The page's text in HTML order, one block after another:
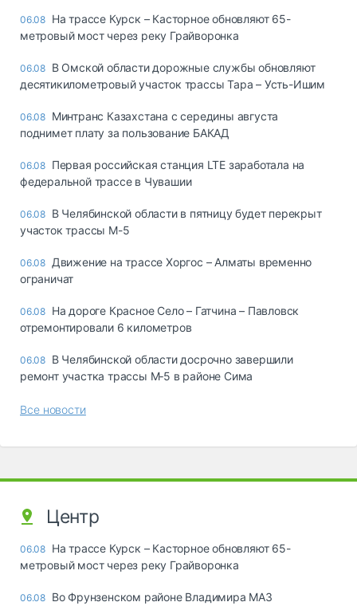
06.08 На трассе Курск – Касторное обновляют 65-
метровый мост через реку Грайворонка
06.08 В Омской области дорожные службы обновляют
десятикилометровый участок трассы Тара – Усть-Ишим
06.08 Минтранс Казахстана с середины августа
поднимет плату за пользование БАКАД
06.08 Первая российская станция LTE заработала на
федеральной трассе в Чувашии
06.08 В Челябинской области в пятницу будет перекрыт
участок трассы М-5
06.08 Движение на трассе Хоргос – Алматы временно
ограничат
06.08 На дороге Красное Село – Гатчина – Павловск
отремонтировали 6 километров
06.08 В Челябинской области досрочно завершили
ремонт участка трассы М‑5 в районе Сима
Все новости
Центр
06.08 На трассе Курск – Касторное обновляют 65-
метровый мост через реку Грайворонка
06.08 Во Фрунзенском районе Владимира МАЗ